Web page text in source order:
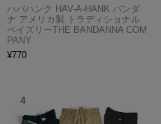
ハバハンク HAV-A-HANK バンダ
ナ アメリカ製 トラディショナル
ペイズリーTHE BANDANNA COM
PANY
¥770